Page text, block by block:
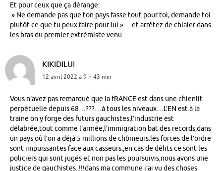
Et pour ceux que ça dérange:
» Ne demande pas que ton pays fasse tout pour toi, demande toi
plutôt ce que tu peux faire pour lui » …et arrêtez de chialer dans
les bras du premier extrémiste venu.
KIKIDILUI
12 avril 2022 à 9 h 43 min
Vous n’avez pas remarqué que la fRANCE est dans une chienlit
perpétuelle depuis 68…???…à tous les niveaux…L’EN est à la
traine on y forge des futurs gauchistes,l’industrie est
délabrée,tout comme l’armée,l’immigration bat des records,dans
un pays où l’on a déjà 5 millions de chômeurs.les forces de l’ordre
sont impuissantes face aux casseurs.;en cas de délits ce sont les
policiers qui sont jugés et non pas les poursuivis,nous avons une
justice de gauchistes..!!!dans ma commune j’ai vu des choses